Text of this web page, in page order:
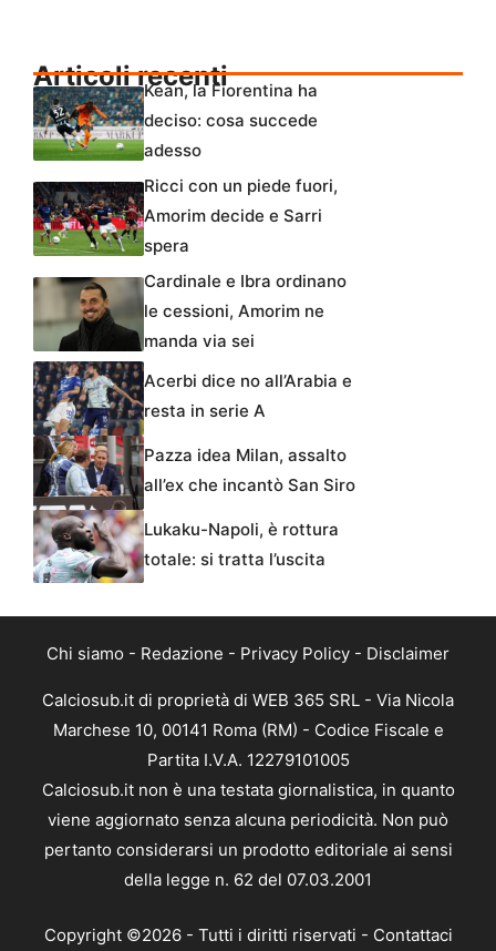
Articoli recentiKean, la Fiorentina ha
deciso: cosa succede
adesso
Ricci con un piede fuori,
Amorim decide e Sarri
spera
Cardinale e Ibra ordinano
le cessioni, Amorim ne
manda via sei
Acerbi dice no all’Arabia e
resta in serie A
Pazza idea Milan, assalto
all’ex che incantò San Siro
Lukaku-Napoli, è rottura
totale: si tratta l’uscita
Chi siamo - Redazione - Privacy Policy - Disclaimer
Calciosub.it di proprietà di WEB 365 SRL - Via Nicola
Marchese 10, 00141 Roma (RM) - Codice Fiscale e
Partita I.V.A. 12279101005
Calciosub.it non è una testata giornalistica, in quanto
viene aggiornato senza alcuna periodicità. Non può
pertanto considerarsi un prodotto editoriale ai sensi
della legge n. 62 del 07.03.2001
Copyright ©2026 - Tutti i diritti riservati - Contattaci